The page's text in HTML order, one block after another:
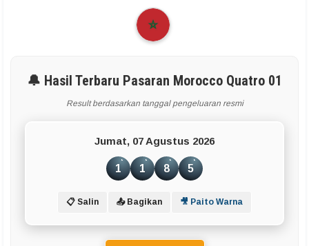
🔔 Hasil Terbaru Pasaran Morocco Quatro 01
Result berdasarkan tanggal pengeluaran resmi
Jumat, 07 Agustus 2026
1 1 8 5
📋 Salin 📤 Bagikan 🎥 Paito Warna